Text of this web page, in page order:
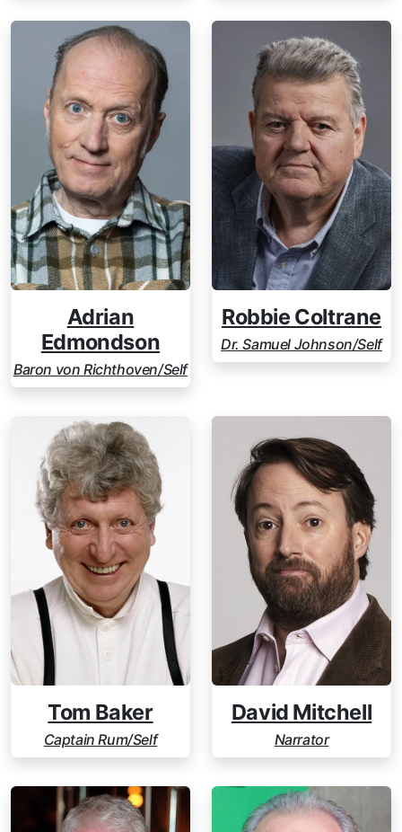
Adrian
Edmondson
Baron von Richthoven/Self
Robbie Coltrane
Dr. Samuel Johnson/Self
Tom Baker
Captain Rum/Self
David Mitchell
Narrator